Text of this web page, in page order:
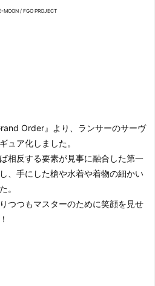
MOON / FGO PROJECT
Order』より、ランサーのサーヴ
ュア化しました。
相反する要素が見事に融合した第一
、手にした槍や水着や着物の細かい
。
つつもマスターのために笑顔を見せ